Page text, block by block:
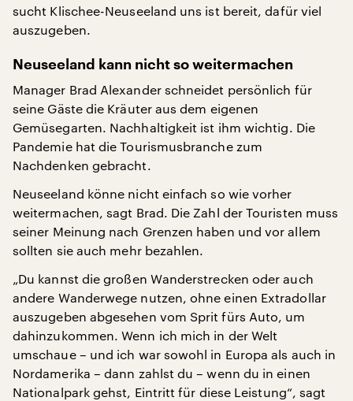
sucht Klischee-Neuseeland uns ist bereit, dafür viel
auszugeben.
Neuseeland kann nicht so weitermachen
Manager Brad Alexander schneidet persönlich für
seine Gäste die Kräuter aus dem eigenen
Gemüsegarten. Nachhaltigkeit ist ihm wichtig. Die
Pandemie hat die Tourismusbranche zum
Nachdenken gebracht.
Neuseeland könne nicht einfach so wie vorher
weitermachen, sagt Brad. Die Zahl der Touristen muss
seiner Meinung nach Grenzen haben und vor allem
sollten sie auch mehr bezahlen.
„Du kannst die großen Wanderstrecken oder auch
andere Wanderwege nutzen, ohne einen Extradollar
auszugeben abgesehen vom Sprit fürs Auto, um
dahinzukommen. Wenn ich mich in der Welt
umschaue – und ich war sowohl in Europa als auch in
Nordamerika – dann zahlst du – wenn du in einen
Nationalpark gehst, Eintritt für diese Leistung“, sagt